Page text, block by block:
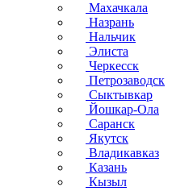
Махачкала
Назрань
Нальчик
Элиста
Черкесск
Петрозаводск
Сыктывкар
Йошкар-Ола
Саранск
Якутск
Владикавказ
Казань
Кызыл